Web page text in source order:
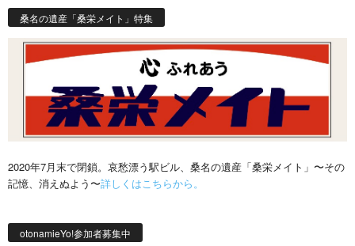
桑名の遺産「桑栄メイト」特集
2020年7月末で閉鎖。哀愁漂う駅ビル、桑名の遺産「桑栄メイト」〜その
記憶、消えぬよう〜詳しくはこちらから。
otonamieYo!参加者募集中